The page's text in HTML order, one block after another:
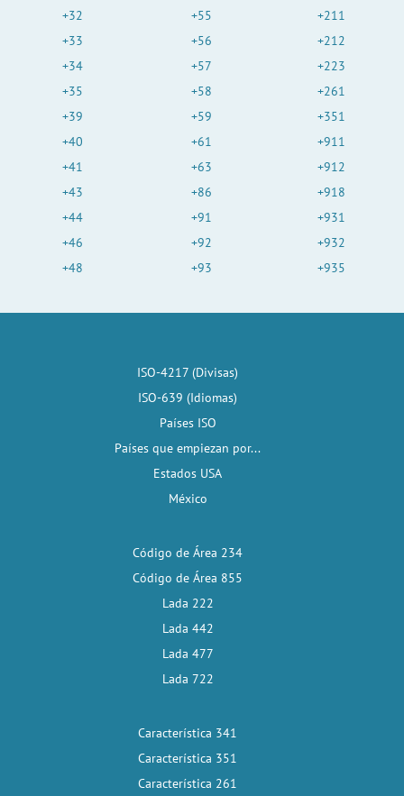
+32
+33
+34
+35
+39
+40
+41
+43
+44
+46
+48
+55
+56
+57
+58
+59
+61
+63
+86
+91
+92
+93
+211
+212
+223
+261
+351
+911
+912
+918
+931
+932
+935
ISO-4217 (Divisas)
ISO-639 (Idiomas)
Países ISO
Países que empiezan por...
Estados USA
México
Código de Área 234
Código de Área 855
Lada 222
Lada 442
Lada 477
Lada 722
Característica 341
Característica 351
Característica 261